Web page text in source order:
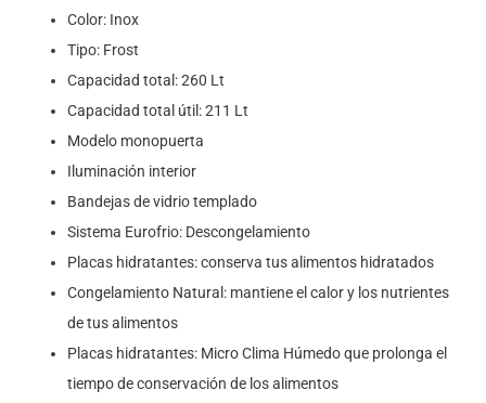
Color: Inox
Tipo: Frost
Capacidad total: 260 Lt
Capacidad total útil: 211 Lt
Modelo monopuerta
Iluminación interior
Bandejas de vidrio templado
Sistema Eurofrio: Descongelamiento
Placas hidratantes: conserva tus alimentos hidratados
Congelamiento Natural: mantiene el calor y los nutrientes
de tus alimentos
Placas hidratantes: Micro Clima Húmedo que prolonga el
tiempo de conservación de los alimentos